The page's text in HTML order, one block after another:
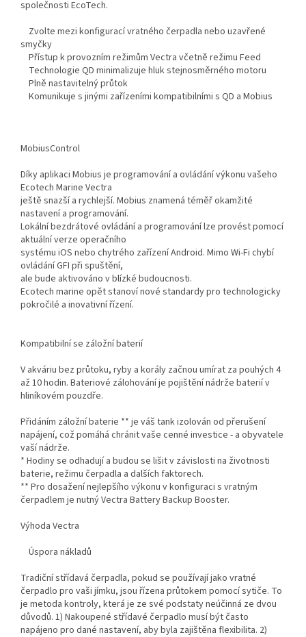
společnosti EcoTech.
Zvolte mezi konfigurací vratného čerpadla nebo uzavřené
smyčky
Přístup k provozním režimům Vectra včetně režimu Feed
Technologie QD minimalizuje hluk stejnosměrného motoru
Plně nastavitelný průtok
Komunikuje s jinými zařízeními kompatibilními s QD a Mobius
MobiusControl
Díky aplikaci Mobius je programování a ovládání výkonu vašeho
Ecotech Marine Vectra
ještě snazší a rychlejší. Mobius znamená téměř okamžité
nastavení a programování.
Lokální bezdrátové ovládání a programování lze provést pomocí
aktuální verze operačního
systému iOS nebo chytrého zařízení Android. Mimo Wi-Fi chybí
ovládání GFI při spuštění,
ale bude aktivováno v blízké budoucnosti.
Ecotech marine opět stanoví nové standardy pro technologicky
pokročilé a inovativní řízení.
Kompatibilní se záložní baterií
V akváriu bez průtoku, ryby a korály začnou umírat za pouhých 4
až 10 hodin. Bateriové zálohování je pojištění nádrže baterií v
hliníkovém pouzdře.
Přidáním záložní baterie ** je váš tank izolován od přerušení
napájení, což pomáhá chránit vaše cenné investice - a obyvatele
vaší nádrže.
* Hodiny se odhadují a budou se lišit v závislosti na životnosti
baterie, režimu čerpadla a dalších faktorech.
** Pro dosažení nejlepšího výkonu v konfiguraci s vratným
čerpadlem je nutný Vectra Battery Backup Booster.
Výhoda Vectra
Úspora nákladů
Tradiční střídavá čerpadla, pokud se používají jako vratné
čerpadlo pro vaši jímku, jsou řízena průtokem pomocí sytiče. To
je metoda kontroly, která je ze své podstaty neúčinná ze dvou
důvodů. 1) Nakoupené střídavé čerpadlo musí být často
napájeno pro dané nastavení, aby byla zajištěna flexibilita. 2)